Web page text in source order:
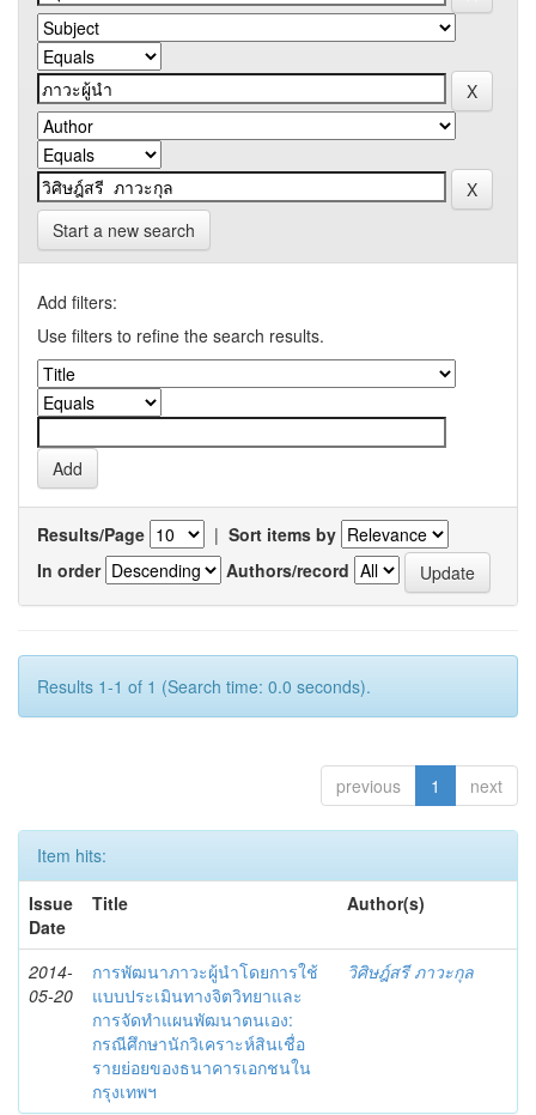
Start a new search
Add filters:
Use filters to refine the search results.
Results/Page | Sort items by
In order
Authors/record
Results 1-1 of 1 (Search time: 0.0 seconds).
previous 1 next
Item hits:
Issue
Date
Title Author(s)
2014-
05-20
การพัฒนาภาวะผู้นำโดยการใช้
แบบประเมินทางจิตวิทยาและ
การจัดทำแผนพัฒนาตนเอง:
กรณีศึกษานักวิเคราะห์สินเชื่อ
รายย่อยของธนาคารเอกชนใน
กรุงเทพฯ
วิศิษฎ์สรี ภาวะกุล